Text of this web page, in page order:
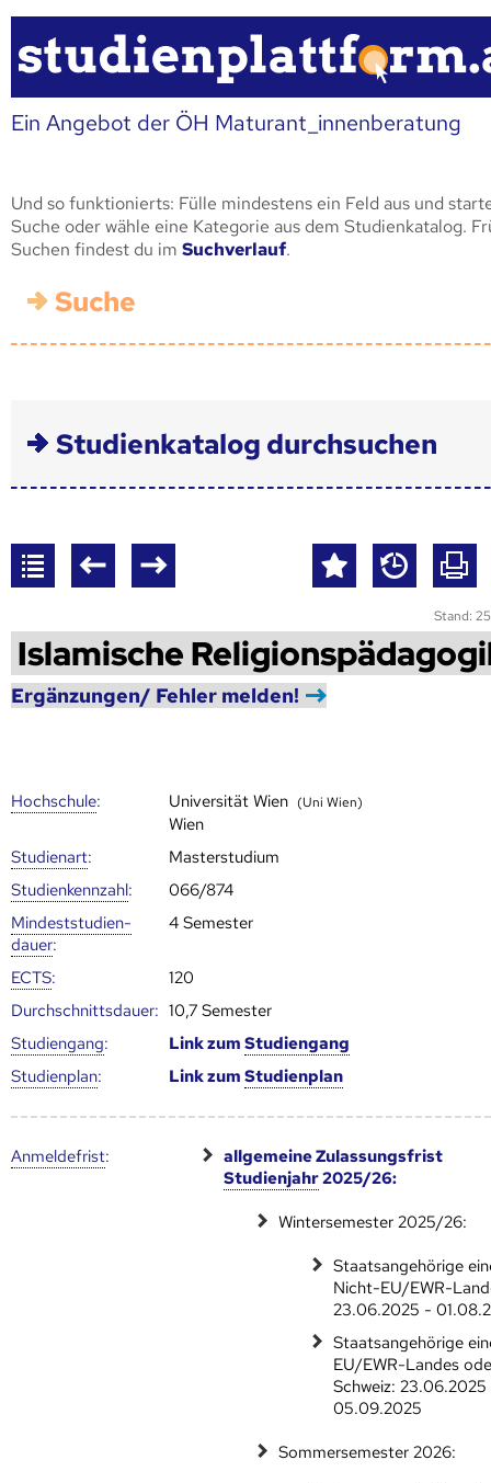
Ein Angebot der ÖH Maturant_innenberatung
Und so funktionierts: Fülle mindestens ein Feld aus und
Suche oder wähle eine Kategorie aus dem Studienkatalog.
Suchen findest du im Suchverlauf.
Suche
Studienkatalog durchsuchen
Stand:
Islamische
Ergänzungen/ Fehler melden!
Hoch­schule: Universität Wien (Uni Wien)
Wien
Studienart:
Masterstudium
Studien­kenn­zahl:
066/874
Mindest­studien­
dauer:
4 Semester
ECTS:
120
Durch­schnitts­dauer: 10,7 Semester
Studien­gang: Link zumStudien­gang
Studien­plan: Link zumStudien­plan
Anmelde­frist:
allgemeine Zulassungsfrist
Studienjahr2025/26:
Wintersemester 2025/26:
Staatsangehörige
Nicht-EU/EWR-
23.06.2025 -
Staatsangehörige
EU/EWR-Landes
Schweiz:
05.09.2025
Sommersemester 2026: